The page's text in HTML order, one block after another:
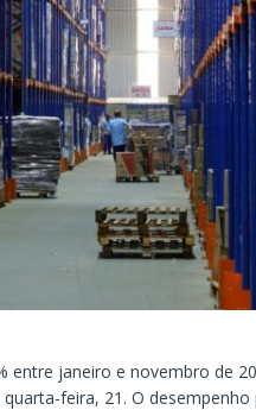
entre janeiro e novembro de
feira, 21. O desempenho